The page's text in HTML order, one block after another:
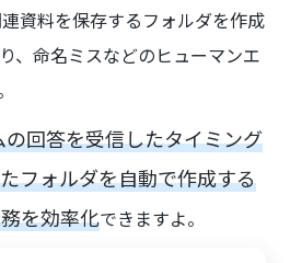
資料を保存するフォルダを作成
、命名ミスなどのヒューマンエ
の回答を受信したタイミング
フォルダを自動で作成する
を効率化できますよ。